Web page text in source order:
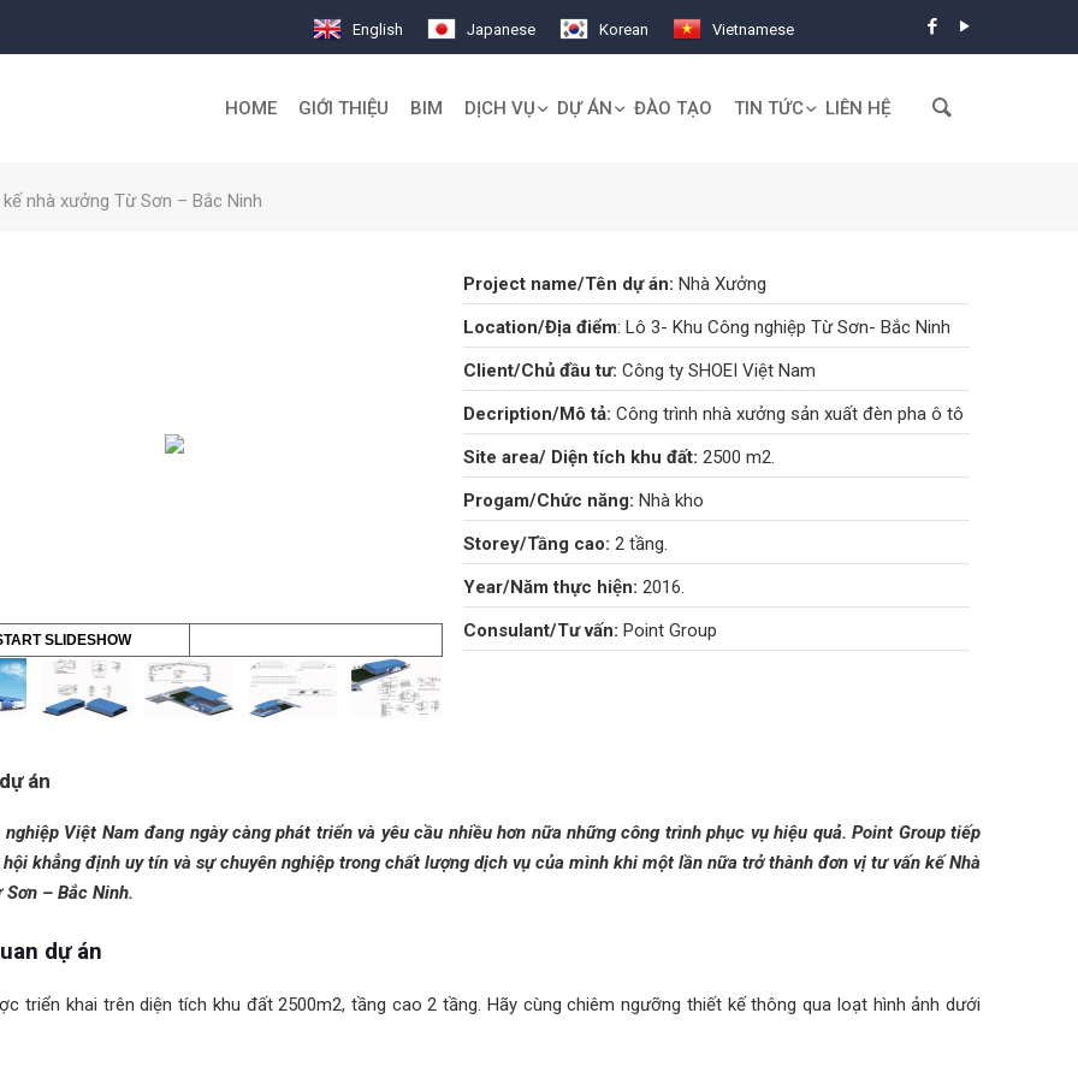
English Japanese Korean Vietnamese
HOME GIỚI THIỆU BIM DỊCH VỤ DỰ ÁN ĐÀO TẠO TIN TỨC LIÊN HỆ
nhà xưởng Từ Sơn – Bắc Ninh
SLIDESHOW
Project name/Tên dự án:Nhà Xưởng
Location/Địa điểm: Lô 3- Khu Công nghiệp Từ Sơn- Bắc Ninh
Client/Chủ đầu tư:Công ty SHOEI Việt Nam
Decription/Mô tả:Công trình nhà xưởng sản xuất đèn pha ô tô
Site area/ Diện tích khu đất:2500 m2.
Progam/Chức năng:Nhà kho
Storey/Tầng cao:2 tầng.
Year/Năm thực hiện:2016.
Consulant/Tư vấn:Point Group
án
nghiệp Việt Nam đang ngày càng phát triển và yêu cầu nhiều hơn nữa những công trình phục vụ hiệu quả. Point Group tiếp
khẳng định uy tín và sự chuyên nghiệp trong chất lượng dịch vụ của mình khi một lần nữa trở thành đơn vị tư vấn kế Nhà
Sơn – Bắc Ninh.
dự án
triển khai trên diện tích khu đất 2500m2, tầng cao 2 tầng. Hãy cùng chiêm ngưỡng thiết kế thông qua loạt hình ảnh dưới